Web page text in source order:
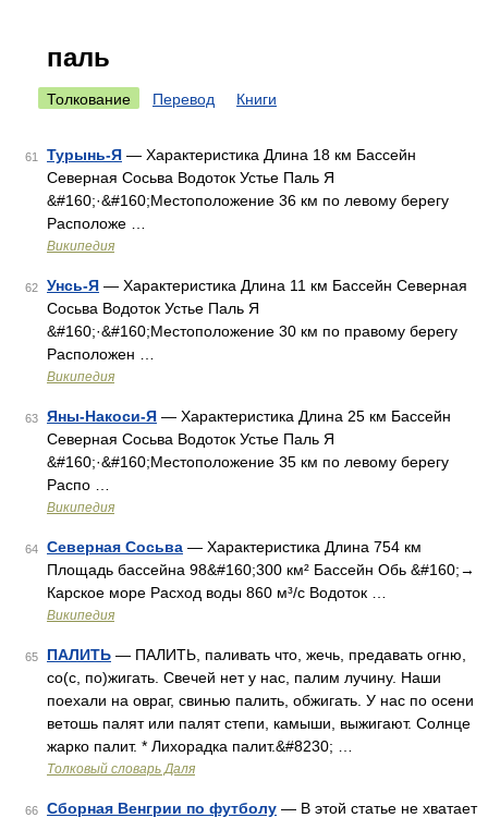
паль
Толкование Перевод Книги
61 Турынь-Я — Характеристика Длина 18 км Бассейн
Северная Сосьва Водоток Устье Паль Я
&#160;·&#160;Местоположение 36 км по левому берегу
Расположе …
Википедия
62 Унсь-Я — Характеристика Длина 11 км Бассейн Северная
Сосьва Водоток Устье Паль Я
&#160;·&#160;Местоположение 30 км по правому берегу
Расположен …
Википедия
63 Яны-Накоси-Я — Характеристика Длина 25 км Бассейн
Северная Сосьва Водоток Устье Паль Я
&#160;·&#160;Местоположение 35 км по левому берегу
Распо …
Википедия
64 Северная Сосьва — Характеристика Длина 754 км
Площадь бассейна 98&#160;300 км² Бассейн Обь &#160;→
Карское море Расход воды 860 м³/с Водоток …
Википедия
65 ПАЛИТЬ — ПАЛИТЬ, паливать что, жечь, предавать огню,
со(с, по)жигать. Свечей нет у нас, палим лучину. Наши
поехали на овраг, свинью палить, обжигать. У нас по осени
ветошь палят или палят степи, камыши, выжигают. Солнце
жарко палит. * Лихорадка палит.&#8230; …
Толковый словарь Даля
66 Сборная Венгрии по футболу — В этой статье не хватает